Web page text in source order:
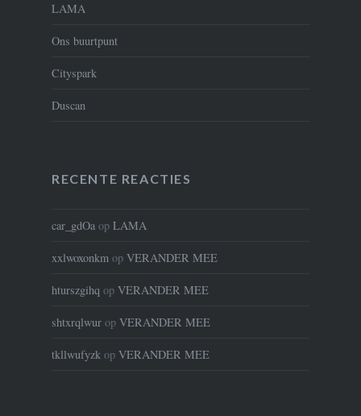
LAMA
Ons buurtpunt
Cityspark
Duscan
RECENTE REACTIES
car_gdOaop LAMA
xxlwoxonkmop VERANDER MEE
hturszgihq op VERANDER MEE
shtxrqlwurop VERANDER MEE
tkllwufyzkop VERANDER MEE